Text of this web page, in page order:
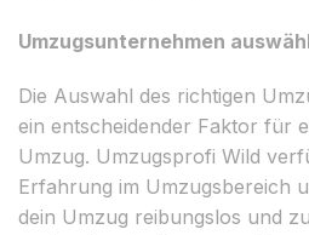
Umzugsunternehmen
Die Auswahl des richtigen
ein entscheidender Faktor für
Umzug. Umzugsprofi Wild
Erfahrung im Umzugsbereich
dein Umzug reibungslos und